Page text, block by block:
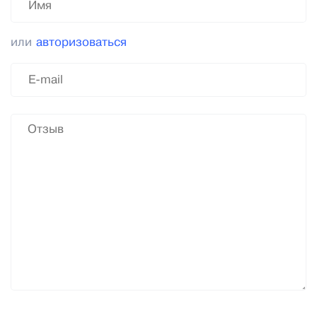
или авторизоваться